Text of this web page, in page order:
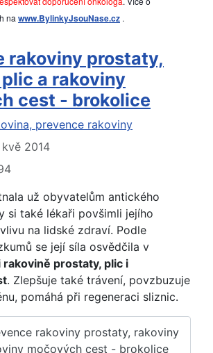
na www.BylinkyJsouNase.cz .
rakoviny prostaty,
a rakoviny
cest - brokolice
prevence rakoviny
2014
už obyvatelům antického
si také lékaři povšimli jejího
na lidské zdraví. Podle
se její síla osvědčila v
prostaty, plic i
. Zlepšuje také trávení, povzbuzuje
pomáhá při regeneraci sliznic.
rakoviny prostaty, rakoviny
močových cest - brokolice